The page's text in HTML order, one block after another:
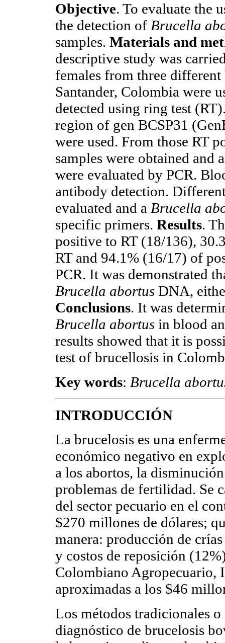
Objective. To evaluate the
the detection of Brucella
samples. Materials and
descriptive study was
females from three
Santander, Colombia were
detected using ring test
region of gen BCSP31
were used. From those RT
samples were obtained and
were evaluated by PCR.
antibody detection.
evaluated and a Brucella
specific primers. Results.
positive to RT (18/136),
RT and 94.1% (16/17) of
PCR. It was demonstrated
Brucella abortus DNA,
Conclusions. It was
Brucella abortus in blood
results showed that it is
test of brucellosis in
Key words: Brucella
INTRODUCCIÓN
La brucelosis es una
económico negativo en
a los abortos, la
problemas de fertilidad. Se
del sector pecuario en el
$270 millones de dólares;
manera: producción de
y costos de reposición
Colombiano Agropecuario,
aproximadas a los $46
Los métodos tradicionales
diagnóstico de brucelosis